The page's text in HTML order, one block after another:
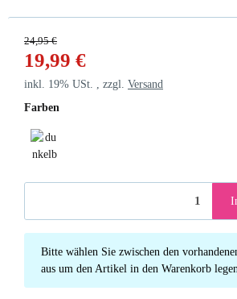
24,95 €
19,99 €
inkl. 19% USt. , zzgl. Versand
Farben
x
Bitte wählen Sie zwischen den
aus um den Artikel in den Warenkorb